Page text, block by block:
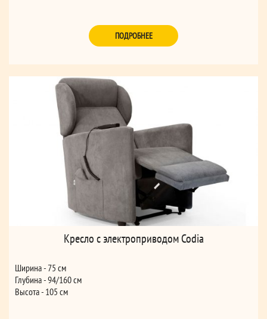
ПОДРОБНЕЕ
Кресло с электроприводом Codia
Ширина - 75 см
Глубина - 94/160 см
Высота - 105 см